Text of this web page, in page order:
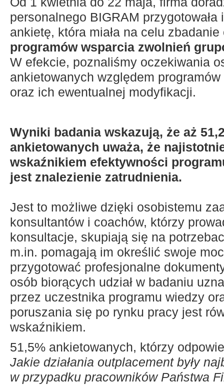
personalnego BIGRAM przygotowała
ankietę, która miała na celu
programów wsparcia zwolnień
W efekcie, poznaliśmy oczekiwania
ankietowanych względem
oraz ich ewentualnej modyfikacji.
Wyniki badania wskazują, że aż
ankietowanych uważa, że
wskaźnikiem efektywności
jest znalezienie zatrudnienia.
Jest to możliwe dzięki osobistemu
konsultantów i coachów, którzy
konsultacje, skupiają się na
m.in. pomagają im określić swoje
przygotować profesjonalne
osób biorących udział w badaniu
przez uczestnika programu wiedzy
poruszania się po rynku pracy jest
wskaźnikiem.
51,5% ankietowanych, którzy
Jakie działania outplacement były
w przypadku pracowników Państwa